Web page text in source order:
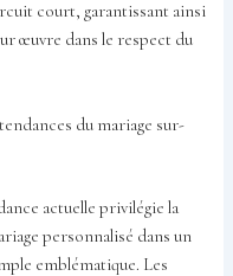
court, garantissant ainsi
œuvre dans le respect du
du mariage sur-
actuelle privilégie la
personnalisé dans un
emblématique. Les